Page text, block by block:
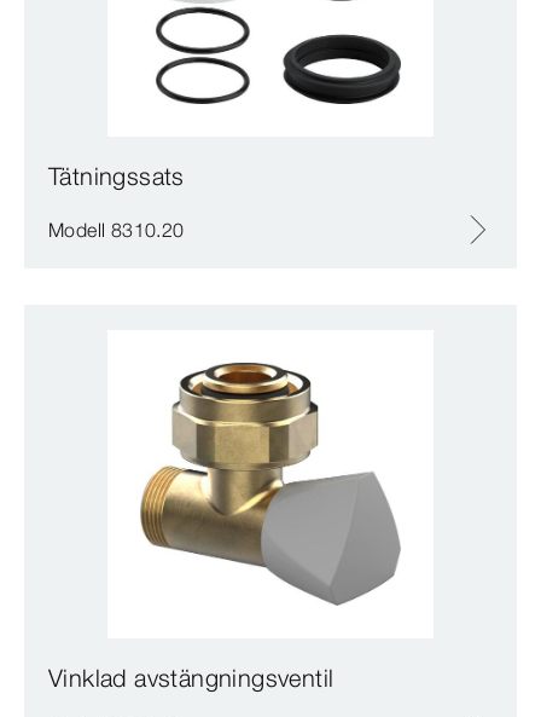
Tätningssats
Modell 8310.20
Vinklad avstängningsventil